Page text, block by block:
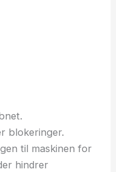
blokeringer.
til maskinen for
hindrer